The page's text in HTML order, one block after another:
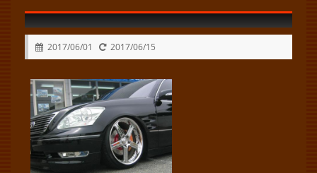
2017/06/01 2017/06/15